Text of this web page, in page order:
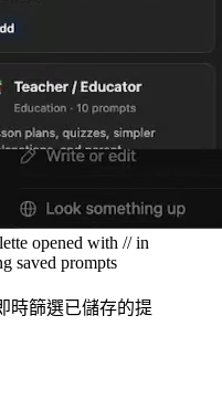
opened with // in
saved prompts
時篩選已儲存的提